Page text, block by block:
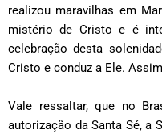
realizou maravilhas em
mistério de Cristo e é
celebração desta
Cristo e conduz a Ele.
Vale ressaltar, que no
autorização da Santa Sé, a